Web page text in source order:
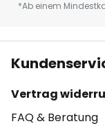
*Ab einem
Vertrag
FAQ & Beratung